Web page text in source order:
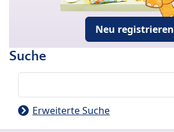
Neu registrieren
Suche
Erweiterte Suche